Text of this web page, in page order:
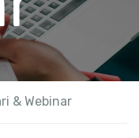
& Webinar